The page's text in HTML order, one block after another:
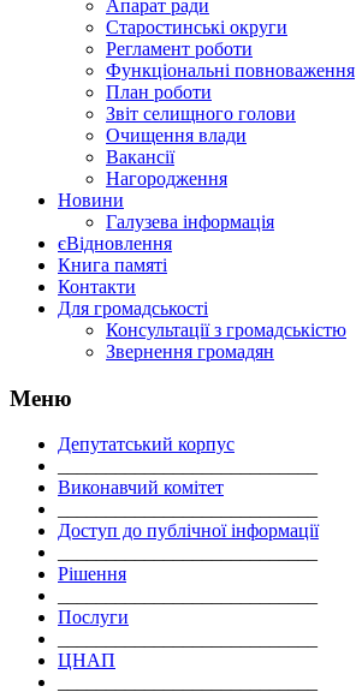
Апарат ради
Старостинські округи
Регламент роботи
Функціональні повноваження
План роботи
Звіт селищного голови
Очищення влади
Вакансії
Нагородження
Новини
Галузева інформація
єВідновлення
Книга памяті
Контакти
Для громадськості
Консультації з громадськістю
Звернення громадян
Меню
Депутатський корпус
Виконавчий комітет
Доступ до публічної інформації
Рішення
Послуги
ЦНАП